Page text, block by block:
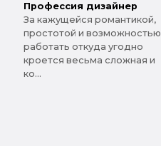
Профессия дизайнер
За кажущейся романтикой,
простотой и возможностью
работать откуда угодно
кроется весьма сложная и
ко...